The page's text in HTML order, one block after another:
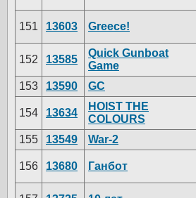
151 13603 Greece!
152 13585
Quick Gunboat
Game
153 13590 GC
154 13634
HOIST THE
COLOURS
155 13549 War-2
156 13680 Ганбот